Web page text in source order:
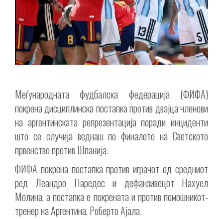
Меѓународната фудбалска федерација (ФИФА)
покрена дисциплинска постапка против двајца членови
на аргентинската репрезентација поради инциденти
што се случија веднаш по финалето на Светското
првенство против Шпанија.
ФИФА покрена постапка против играчот од средниот
ред Леандро Паредес и дефанзивецот Нахуел
Молина, а постапка е покрената и против помошникот-
тренер на Аргентина, Роберто Ајала.